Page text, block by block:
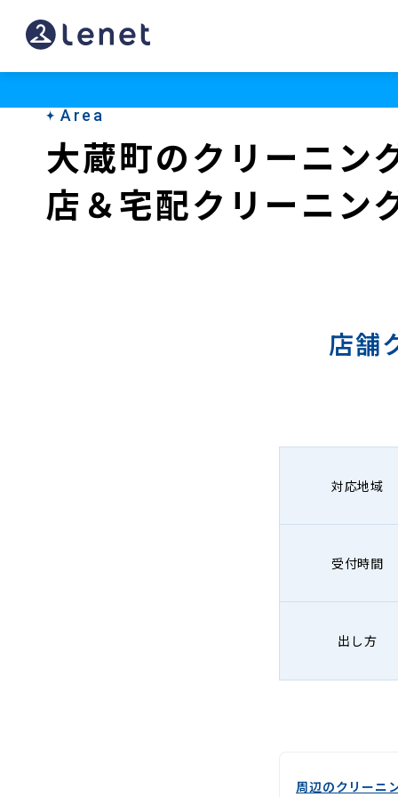
大
蔵
Area
大蔵町のクリーニン
店＆宅配クリーニン
店舗
対応地域
受付時間
出し方
周辺のクリーニ